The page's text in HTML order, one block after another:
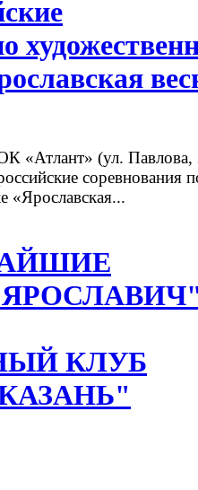
«Атлант» (ул. Павлова,
соревнования
«Ярославская...
КЛУБ